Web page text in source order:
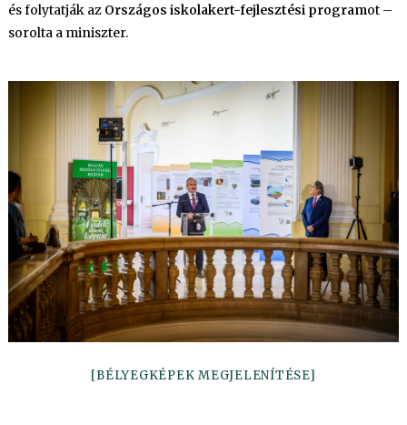
és folytatják az Országos iskolakert-fejlesztési programot –
sorolta a miniszter.
[BÉLYEGKÉPEK MEGJELENÍTÉSE]